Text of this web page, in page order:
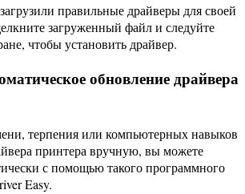
правильные драйверы для своей
загруженный файл и следуйте
чтобы установить драйвер.
обновление драйвера
терпения или компьютерных навыков
принтера вручную, вы можете
с помощью такого программного
Easy.